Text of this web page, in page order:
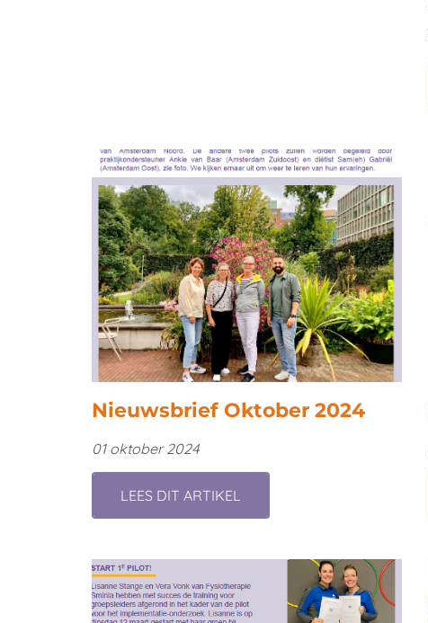
Nieuwsbrief Oktober 2024
01 oktober 2024
LEES DIT ARTIKEL